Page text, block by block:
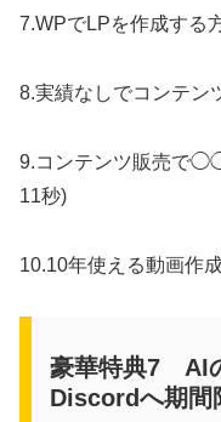
7.WPでLPを作成する
8.実績なしでコンテン
9.コンテンツ販売で
11秒)
10.10年使える動画作
豪華特典7 AI
Discordへ期間